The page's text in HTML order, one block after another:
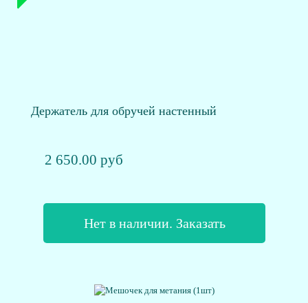
Держатель для обручей настенный
2 650.00 руб
Нет в наличии. Заказать